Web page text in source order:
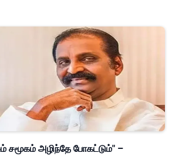
சமூகம் அழிந்தே போகட்டும்" –